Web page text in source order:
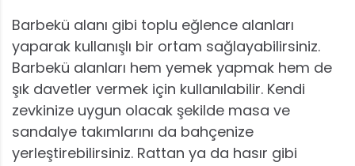
Barbekü alanı gibi toplu eğlence alanları
yaparak kullanışlı bir ortam sağlayabilirsiniz.
Barbekü alanları hem yemek yapmak hem de
şık davetler vermek için kullanılabilir. Kendi
zevkinize uygun olacak şekilde masa ve
sandalye takımlarını da bahçenize
yerleştirebilirsiniz. Rattan ya da hasır gibi